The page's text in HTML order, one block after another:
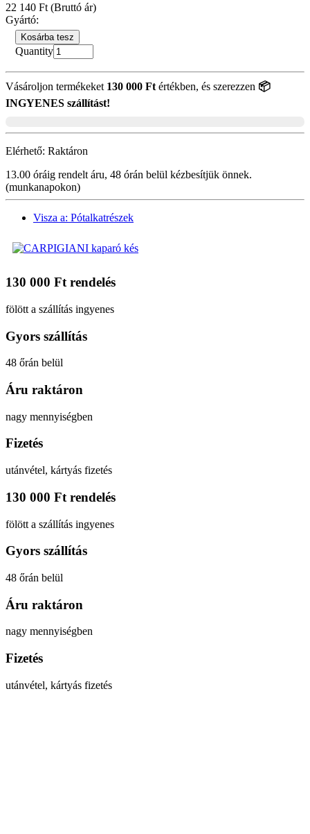
22 140 Ft (Bruttó ár)
Gyártó:
Kosárba tesz
Quantity
Vásároljon termékeket 130 000 Ft értékben, és szerezzen 📦
INGYENES szállítást!
Elérhető: Raktáron
13.00 óráig rendelt áru, 48 órán belül kézbesítjük önnek.
(munkanapokon)
Visza a: Pótalkatrészek
130 000 Ft rendelés
fölött a szállítás ingyenes
Gyors szállítás
48 őrán belül
Áru raktáron
nagy mennyiségben
Fizetés
utánvétel, kártyás fizetés
130 000 Ft rendelés
fölött a szállítás ingyenes
Gyors szállítás
48 őrán belül
Áru raktáron
nagy mennyiségben
Fizetés
utánvétel, kártyás fizetés